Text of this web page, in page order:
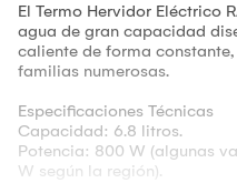
El Termo Hervidor Eléctrico
agua de gran capacidad
caliente de forma
familias numerosas.
Especificaciones Técnicas
Capacidad: 6.8 litros.
Potencia: 800 W (algunas
W según la región).